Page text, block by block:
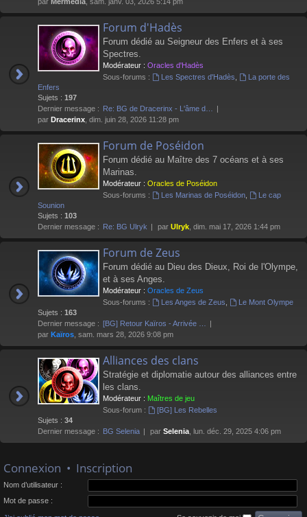
Forum d'Hadès
Forum dédié au Seigneur des Enfers et à ses
Spectres.
Modérateur : Oracles d'Hadès
Sous-forums :
Les Spectres d'Hadès
La porte des
Enfers
Sujets : 197
Dernier message : Re: BG de Dracerinx - L'âme d…
par Dracerinx , dim. juin 28, 2026 11:28 pm
Forum de Poséidon
Forum dédié au Maître des 7 océans et à ses
Marinas.
Modérateur : Oracles de Poséidon
Sous-forums :
Les Marinas de Poséidon,
Le cap
Sounion
Sujets : 103
Dernier message : Re: BG Ulryk par Ulryk , dim. mai 17, 2026 1:44 pm
Forum de Zeus
Forum dédié au Dieu des Dieux, Roi de l'Olympe,
et à ses Anges.
Modérateur : Oracles de Zeus
Sous-forums :
Les Anges de Zeus
Le Mont Olympe
Sujets : 163
Dernier message : [BG] Retour Kaïros - Arrivée …
par Kaïros , sam. mars 28, 2026 9:08 pm
Alliances des clans
Stratégie et diplomatie autour des alliances entre
les clans.
Modérateur : Maîtres de jeu
Sous-forum :
[BG] Les Rebelles
Sujets : 34
Dernier message : BG Selenia par Selenia , lun. déc. 29, 2025 4:06 pm
Connexion • Inscription
Nom d’utilisateur :
Mot de passe :